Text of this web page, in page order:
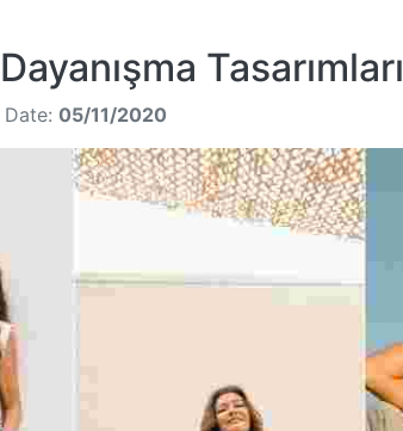
Tasarımları
Date: 05/11/2020